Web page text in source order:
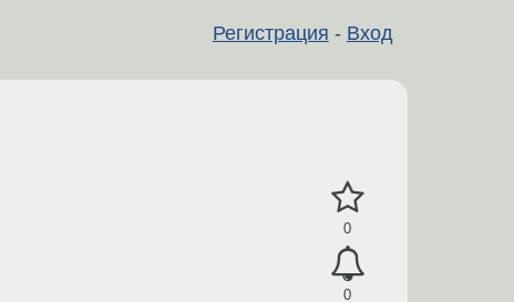
Регистрация - Вход
0
0